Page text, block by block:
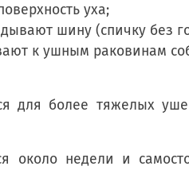
уха;
шину (спичку без
к ушным раковинам
для более тяжелых
около недели и